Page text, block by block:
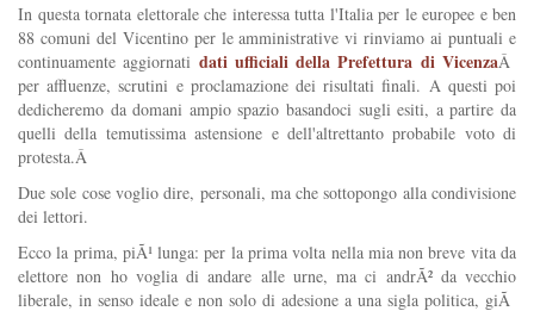
In questa tornata elettorale che interessa tutta l'Italia per le europee e ben
88 comuni del Vicentino per le amministrative vi rinviamo ai puntuali e
continuamente aggiornati dati ufficiali della Prefettura di VicenzaÂ
per affluenze, scrutini e proclamazione dei risultati finali. A questi poi
dedicheremo da domani ampio spazio basandoci sugli esiti, a partire da
quelli della temutissima astensione e dell'altrettanto probabile voto di
protesta.Â
Due sole cose voglio dire, personali, ma che sottopongo alla condivisione
dei lettori.
Ecco la prima, piÃ¹ lunga: per la prima volta nella mia non breve vita da
elettore non ho voglia di andare alle urne, ma ci andrÃ² da vecchio
liberale, in senso ideale e non solo di adesione a una sigla politica, giÃ